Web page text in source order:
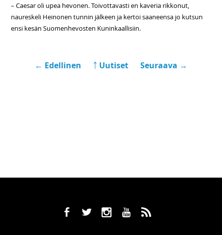
– Caesar oli upea hevonen. Toivottavasti en kaveria rikkonut,
naureskeli Heinonen tunnin jälkeen ja kertoi saaneensa jo kutsun
ensi kesän Suomenhevosten Kuninkaallisiin.
← Edellinen ￪ Uutiset Seuraava →
b a x r ,